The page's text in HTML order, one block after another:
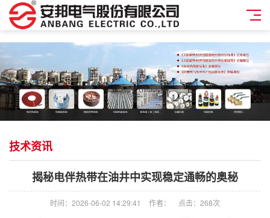
技术资讯
揭秘电伴热带在油井中实现稳定通畅的奥秘
时间：2026-06-02 14:29:41 作者： 点击： 268次